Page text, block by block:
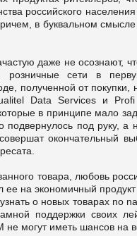
российского
в буквальном
даже не осознают,
розничные сети в
полученной от покупки,
Data Services и
в принципе мало
под руку, а
окончательный
товара, любовь
на экономичный
о новых товарах no
поддержки своих
могут иметь шансов на